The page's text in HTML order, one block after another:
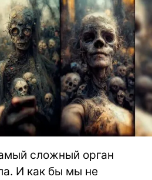
сложный орган
И как бы мы не